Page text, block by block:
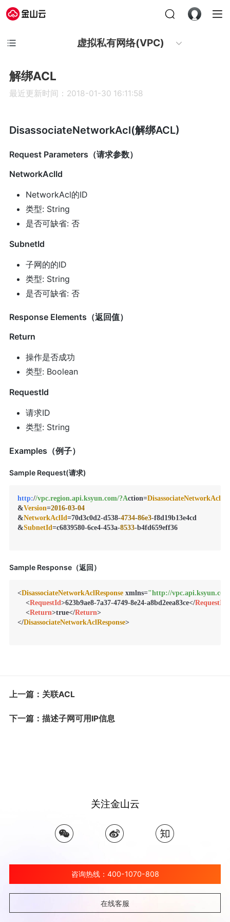
虚拟私有网络(VPC)
解绑ACL
最近更新时间：2018-01-30 16:11:58
DisassociateNetworkAcl(解绑ACL)
Request Parameters（请求参数）
NetworkAclId
NetworkAcl的ID
类型: String
是否可缺省: 否
SubnetId
子网的的ID
类型: String
是否可缺省: 否
Response Elements（返回值）
Return
操作是否成功
类型: Boolean
RequestId
请求ID
类型: String
Examples（例子）
Sample Request(请求)
http://vpc.region.api.ksyun.com/?Action=DisassociateNetworkAcl
&Version=2016-03-04
&NetworkAclId=70d3c0d2-d538-4734-86e3-f8d19b13e4cd
&SubnetId=c6839580-6ce4-453a-8533-b4fd659eff36
Sample Response（返回）
<DisassociateNetworkAclResponse xmlns="http://
<RequestId>623b9ae8-7a37-4749-8e24-a8bd2eea83ce</RequestId
<Return>true</Return>
</DisassociateNetworkAclResponse>
上一篇：关联ACL
下一篇：描述子网可用IP信息
关注金山云
咨询热线：400-1070-808
在线客服